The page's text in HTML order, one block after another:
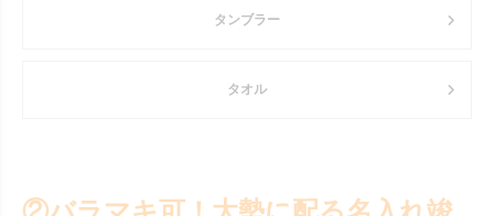
タンブラー
タオル